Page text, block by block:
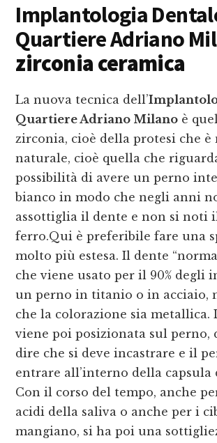
Implantologia
Quartiere Adriano
zirconia ceramica
La nuova tecnica dell’
Quartiere Adriano Milano è
zirconia, cioè della protesi che è
naturale, cioè quella che
possibilità di avere un perno
bianco in modo che negli anni
assottiglia il dente e non si noti
ferro.Qui è preferibile fare una
molto più estesa. Il dente
che viene usato per il 90% degli
un perno in titanio o in acciaio,
che la colorazione sia metallica.
viene poi posizionata sul perno,
dire che si deve incastrare e il
entrare all’interno della capsula
Con il corso del tempo, anche
acidi della saliva o anche per i
mangiano, si ha poi una